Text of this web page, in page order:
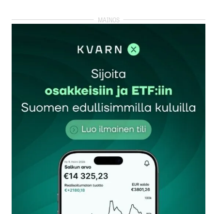
kirjautua
rekisteröityä
Sähköpostiosoitettasi ei julkaista.Pakolliset
kentät on merkitty*
Kommentti*